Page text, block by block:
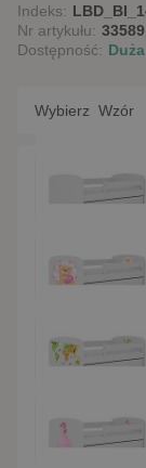
Indeks:
Nr artykułu: 33589
Dostępność:
Wybierz Wzór